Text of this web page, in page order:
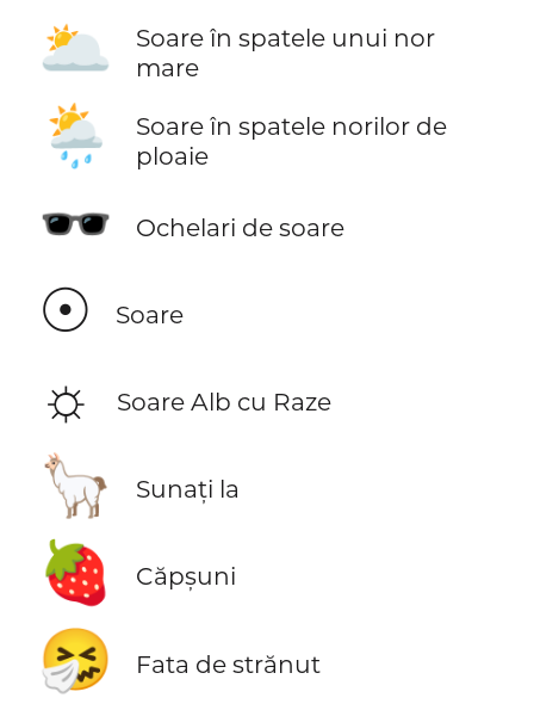
🌥️
Soare în spatele unui nor
mare
🌦️
Soare în spatele norilor de
ploaie
🕶️ Ochelari de soare
☉ Soare
☼ Soare Alb cu Raze
🦙 Sunați la
🍓 Căpșuni
🤧 Fata de strănut